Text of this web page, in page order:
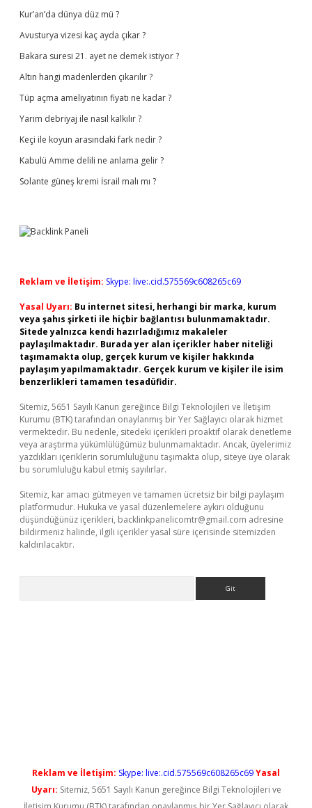
Kur’an’da dünya düz mü ?
Avusturya vizesi kaç ayda çıkar ?
Bakara suresi 21. ayet ne demek istiyor ?
Altın hangi madenlerden çıkarılır ?
Tüp açma ameliyatının fiyatı ne kadar ?
Yarım debriyaj ile nasıl kalkılır ?
Keçi ile koyun arasındaki fark nedir ?
Kabulü Amme delili ne anlama gelir ?
Solante güneş kremi İsrail malı mı ?
Reklam ve İletişim: Skype: live:.cid.575569c608265c69
Yasal Uyarı: Bu internet sitesi, herhangi bir marka, kurum
veya şahıs şirketi ile hiçbir bağlantısı bulunmamaktadır.
Sitede yalnızca kendi hazırladığımız makaleler
paylaşılmaktadır. Burada yer alan içerikler haber niteliği
taşımamakta olup, gerçek kurum ve kişiler hakkında
paylaşım yapılmamaktadır. Gerçek kurum ve kişiler ile isim
benzerlikleri tamamen tesadüfidir.
Sitemiz, 5651 Sayılı Kanun gereğince Bilgi Teknolojileri ve İletişim
Kurumu (BTK) tarafından onaylanmış bir Yer Sağlayıcı olarak hizmet
vermektedir. Bu nedenle, sitedeki içerikleri proaktif olarak denetleme
veya araştırma yükümlülüğümüz bulunmamaktadır. Ancak, üyelerimiz
yazdıkları içeriklerin sorumluluğunu taşımakta olup, siteye üye olarak
bu sorumluluğu kabul etmiş sayılırlar.
Sitemiz, kar amacı gütmeyen ve tamamen ücretsiz bir bilgi paylaşım
platformudur. Hukuka ve yasal düzenlemelere aykırı olduğunu
düşündüğünüz içerikleri, backlinkpanelicomtr@gmail.com adresine
bildirmeniz halinde, ilgili içerikler yasal süre içerisinde sitemizden
kaldırılacaktır.
Reklam ve İletişim: Skype: live:.cid.575569c608265c69Yasal
Uyarı: Sitemiz, 5651 Sayılı Kanun gereğince Bilgi Teknolojileri ve